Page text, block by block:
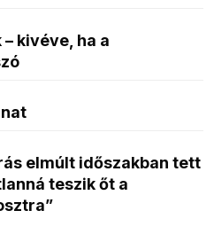
kivéve, ha a
elmúlt időszakban tett
teszik őt a